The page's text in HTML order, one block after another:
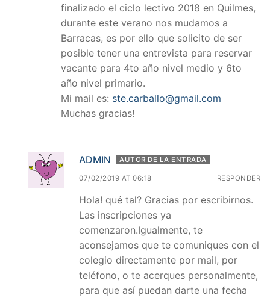
finalizado el ciclo lectivo 2018 en Quilmes,
durante este verano nos mudamos a
Barracas, es por ello que solicito de ser
posible tener una entrevista para reservar
vacante para 4to año nivel medio y 6to
año nivel primario.
Mi mail es: ste.carballo@gmail.com
Muchas gracias!
ADMIN AUTOR DE LA ENTRADA
07/02/2019 AT 06:18 RESPONDER
Hola! qué tal? Gracias por escribirnos.
Las inscripciones ya
comenzaron.Igualmente, te
aconsejamos que te comuniques con el
colegio directamente por mail, por
teléfono, o te acerques personalmente,
para que así puedan darte una fecha